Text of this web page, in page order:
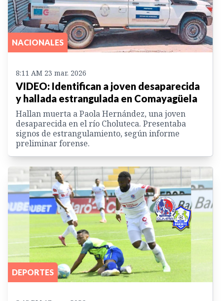
NACIONALES
8:11 AM 23 mar. 2026
VIDEO: Identifican a joven desaparecida
y hallada estrangulada en Comayagüela
Hallan muerta a Paola Hernández, una joven
desaparecida en el río Choluteca. Presentaba
signos de estrangulamiento, según informe
preliminar forense.
DEPORTES